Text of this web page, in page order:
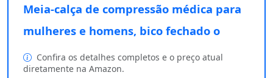
Meia-calça de compressão médica para
mulheres e homens, bico fechado o
Confira os detalhes completos e o preço atual
diretamente na Amazon.